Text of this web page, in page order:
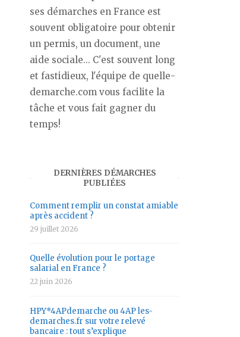
ses démarches en France est
souvent obligatoire pour obtenir
un permis, un document, une
aide sociale... C'est souvent long
et fastidieux, l'équipe de quelle-
demarche.com vous facilite la
tâche et vous fait gagner du
temps!
DERNIÈRES DÉMARCHES
PUBLIÉES
Comment remplir un constat amiable
après accident ?
29 juillet 2026
Quelle évolution pour le portage
salarial en France ?
22 juin 2026
HPY*4APdemarche ou 4AP les-
demarches.fr sur votre relevé
bancaire : tout s’explique